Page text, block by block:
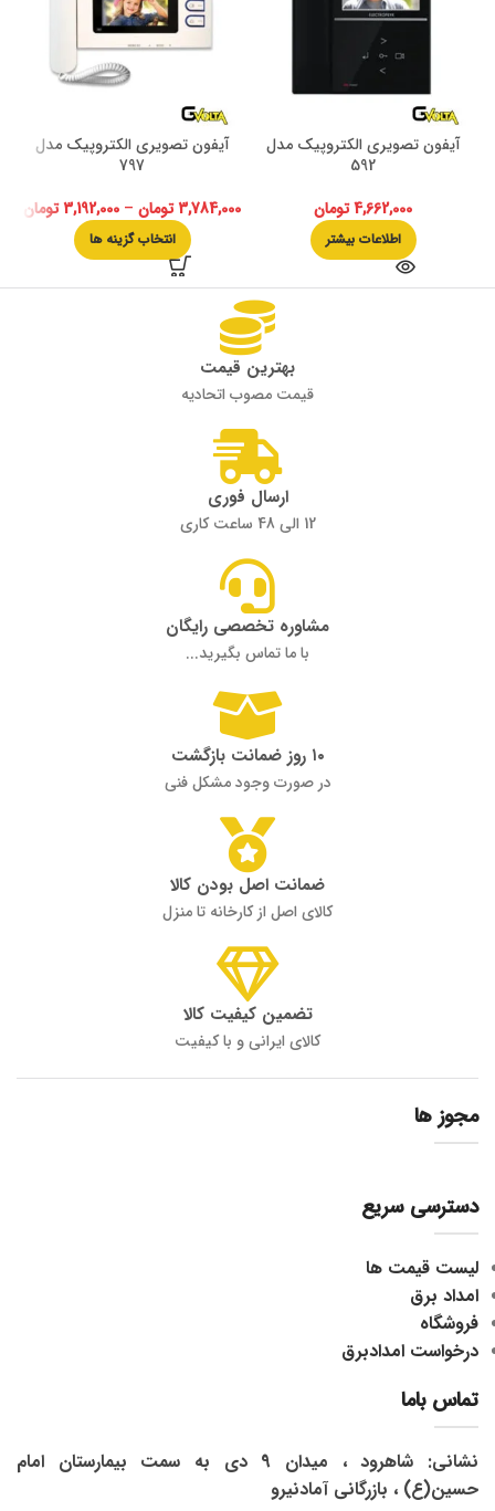
آیفون تصویری الکتروپیک مدل
592
4,662,000تومان
اطلاعات بیشتر
آیفون تصویری الکتروپیک مدل
797
3,784,000تومان –
3,192,000تومان
انتخاب گزینه ها
بهترین قیمت
قیمت مصوب اتحادیه
ارسال فوری
12 الی 48 ساعت کاری
مشاوره تخصصی رایگان
با ما تماس بگیرید...
۱۰ روز ضمانت بازگشت
در صورت وجود مشکل فنی
ضمانت اصل بودن کالا
کالای اصل از کارخانه تا منزل
تضمین کیفیت کالا
کالای ایرانی و با کیفیت
مجوز ها
دسترسی سریع
لیست قیمت ها
امداد برق
فروشگاه
درخواست امدادبرق
تماس باما
نشانی: شاهرود ، میدان 9 دی به سمت بیمارستان امام
حسین(ع) ، بازرگانی آمادنیرو